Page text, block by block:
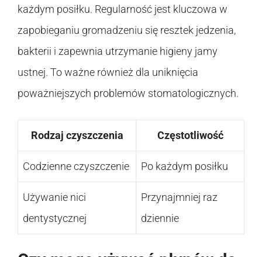
każdym posiłku. Regularność jest kluczowa w
zapobieganiu gromadzeniu się resztek jedzenia,
bakterii i zapewnia utrzymanie higieny jamy
ustnej. To ważne również dla uniknięcia
poważniejszych problemów stomatologicznych.
Rodzaj czyszczenia Częstotliwość
Codzienne czyszczenie Po każdym posiłku
Używanie nici
dentystycznej
Przynajmniej raz
dziennie